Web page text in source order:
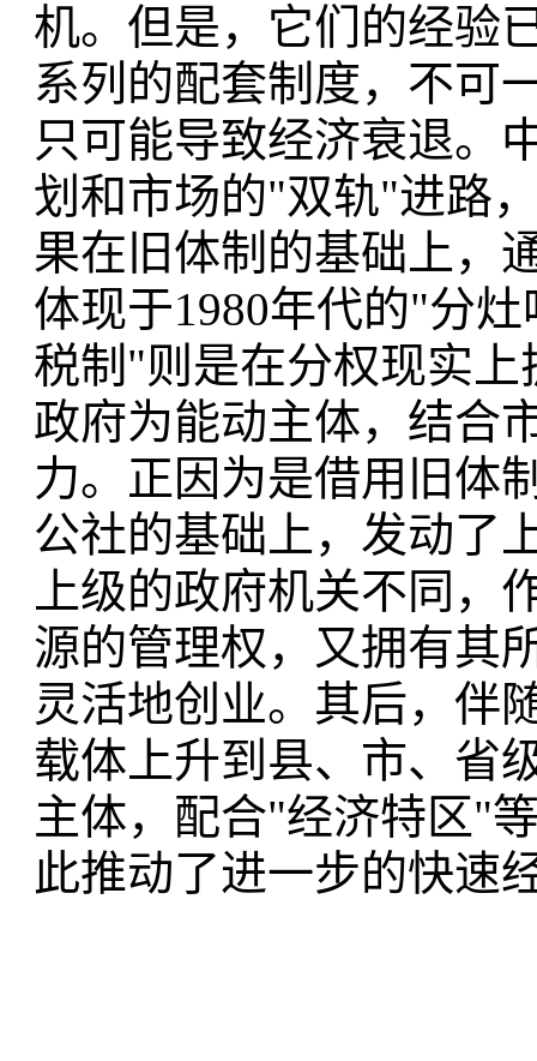
机。但是，它们的经验
系列的配套制度，不可
只可能导致经济衰退。
划和市场的"双轨"进路
果在旧体制的基础上，
体现于1980年代的"分
税制"则是在分权现实
政府为能动主体，结合
力。正因为是借用旧体
公社的基础上，发动了
上级的政府机关不同，
源的管理权，又拥有其
灵活地创业。其后，伴
载体上升到县、市、省
主体，配合"经济特区"
此推动了进一步的快速